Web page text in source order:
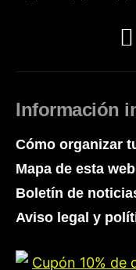
Información
Cómo organizar
Mapa de esta web
Boletín de
Aviso legal y